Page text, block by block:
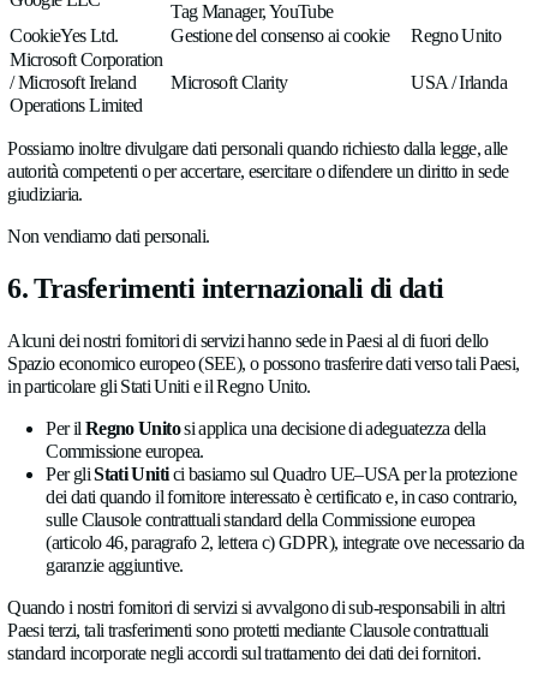
Il Sito web contiene link ai nostri profili LinkedIn, YouTube,
Instagram. Si tratta di semplici link: visitando il nostro Sito
trasmesso alcun dato a tali fornitori. Se segui un link, si
sulla privacy del rispettivo fornitore.
4. Basi giuridiche — Panoramica
Trattiamo i dati personali solo quando si applica almeno una
condizioni:
Consenso
(articolo 6, paragrafo 1, lettera a) GDPR) —
cookie analitici e pubblicitari, comunicazioni di
Contratto o misure precontrattuali
Obbligo legale(articolo 6, paragrafo 1, lettera c)
esempio conservazione obbligatoria della
e dei documenti contabili
Legittimi interessi(articolo 6, paragrafo 1, lettera f)
esempio sicurezza del sito web, protezione dallo spam,
rapporti commerciali
Quando ci basiamo sui legittimi interessi, hai il diritto di
Sezione 8.